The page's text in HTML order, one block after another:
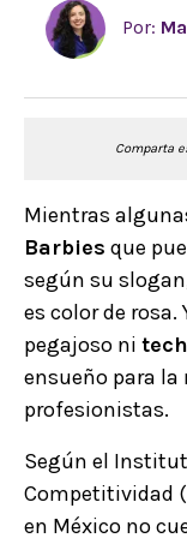
Por:
Comparta
Mientras
Barbies que
según su
es color de rosa.
pegajoso ni
ensueño para la
profesionistas.
Según el
Competitividad (
en México no